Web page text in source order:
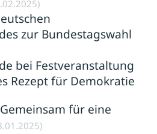
zur Bundestagswahl
bei Festveranstaltung
Rezept für Demokratie
für eine